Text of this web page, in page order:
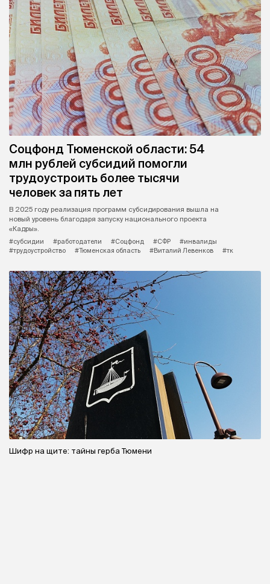
Соцфонд Тюменской области: 54
млн рублей субсидий помогли
трудоустроить более тысячи
человек за пять лет
В 2025 году реализация программ субсидирования вышла на
новый уровень благодаря запуску национального проекта
«Кадры».
#субсидии
#работодатели #Соцфонд #СФР
#инвалиды
#трудоустройство
#Тюменская область #Виталий Левенков #тк
Шифр на щите: тайны герба Тюмени